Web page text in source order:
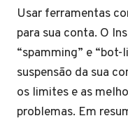
Usar ferramentas
para sua conta. O
“spamming” e “bot-
suspensão da sua
os limites e as
problemas. Em